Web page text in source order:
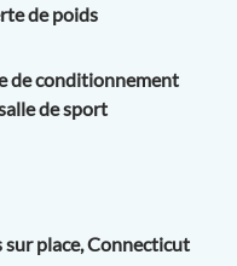
de poids
de conditionnement
de sport
place, Connecticut